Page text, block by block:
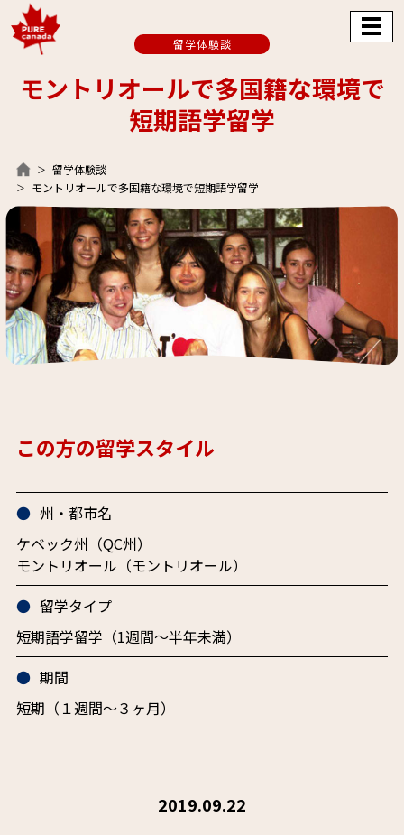
モントリオールで多国籍な環境で
短期語学留学
留学体験談
モントリオールで多国籍な環境で短期語学留学
留学体験談
この方の留学スタイル
州・都市名
ケベック州（QC州）
モントリオール（モントリオール）
留学タイプ
短期語学留学（1週間～半年未満）
期間
短期（１週間〜３ヶ月）
2019.09.22